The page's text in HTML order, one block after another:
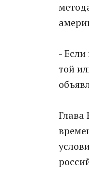
- Если
той
Глава